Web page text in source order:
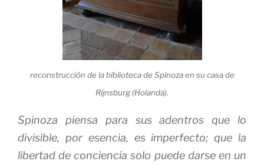
reconstrucción de la biblioteca de Spinoza en su casa de
Rijnsburg (Holanda).
Spinoza piensa para sus adentros que lo
divisible, por esencia, es imperfecto; que la
libertad de conciencia solo puede darse en un